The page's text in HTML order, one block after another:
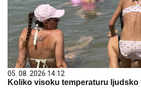
05. 08. 2026 14:12
Koliko visoku temperaturu ljudsko